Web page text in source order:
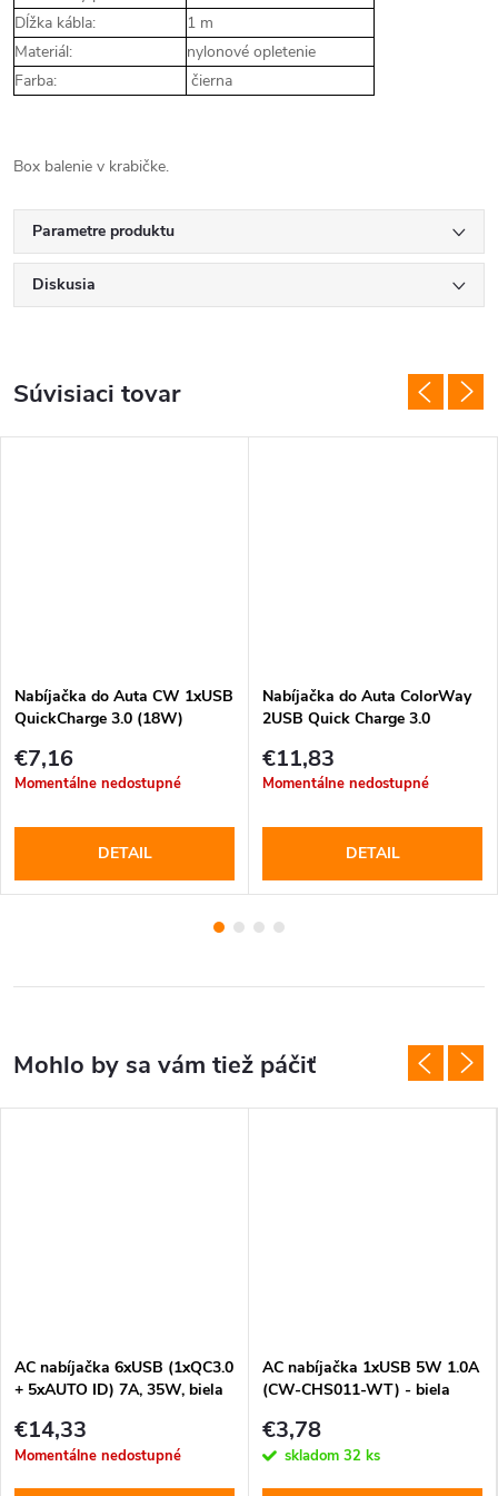
Dĺžka kábla:
1 m
Materiál:
nylonové opletenie
Farba:
čierna
Box balenie v krabičke.
Parametre produktu
Diskusia
Súvisiaci tovar
Nabíjačka do Auta CW 1xUSB
QuickCharge 3.0 (18W)
€7,16
Momentálne nedostupné
DETAIL
Nabíjačka do Auta ColorWay
2USB Quick Charge 3.0
GR)
€11,83
Momentálne nedostupné
DETAIL
AC nabíjačka 6xUSB (1xQC3.0
+ 5xAUTO ID) 7A, 35W, biela
€14,33
Momentálne nedostupné
AC nabíjačka 1xUSB 5W 1.0A
(CW-CHS011-WT) - biela
€3,78
skladom 32 ks